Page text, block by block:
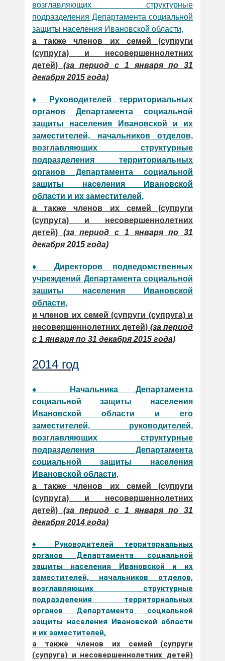
возглавляющих структурные
подразделения Департамента социальной
защиты населения Ивановской области,
а также членов их семей (супруги
(супруга) и несовершеннолетних
детей)
(за период с 1 января по 31
декабря 2015 года)
♦ Руководителей территориальных
органов Департамента социальной
защиты населения Ивановской и их
заместителей, начальников отделов,
возглавляющих структурные
подразделения территориальных
органов Департамента социальной
защиты населения Ивановской
области и их заместителей,
а также членов их семей (супруги
(супруга) и несовершеннолетних
детей)
(за период с 1 января по 31
декабря 2015 года)
♦ Директоров подведомственных
учреждений Департамента социальной
защиты населения Ивановской
области,
и членов их семей (супруги (супруга) и
несовершеннолетних детей) (за период
с 1 января по 31 декабря 2015 года)
2014 год
♦ Начальника Департамента
социальной защиты населения
Ивановской области и его
заместителей, руководителей,
возглавляющих структурные
подразделения Департамента
социальной защиты населения
Ивановской области,
а также членов их семей (супруги
(супруга) и несовершеннолетних
детей)
(за период с 1 января по 31
декабря 2014 года)
♦ Руководителей территориальных
органов Департамента социальной
защиты населения Ивановской и их
заместителей, начальников отделов,
возглавляющих структурные
подразделения территориальных
органов Департамента социальной
защиты населения Ивановской области
и их заместителей,
а также членов их семей (супруги
(супруга) и несовершеннолетних детей)